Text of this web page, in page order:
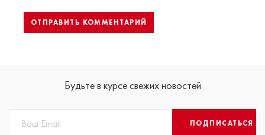
Будьте в курсе свежих новостей
ПОДПИСАТЬСЯ